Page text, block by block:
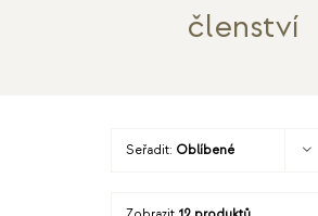
členství
Seřadit: Oblíbené